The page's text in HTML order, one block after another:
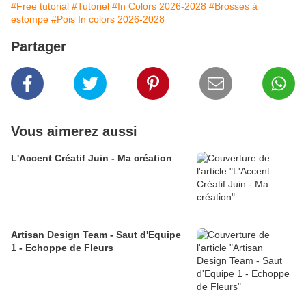
#Free tutorial #Tutoriel #In Colors 2026-2028 #Brosses à
estompe #Pois In colors 2026-2028
Partager
Vous aimerez aussi
L'Accent Créatif Juin - Ma création
Artisan Design Team - Saut d'Equipe
1 - Echoppe de Fleurs